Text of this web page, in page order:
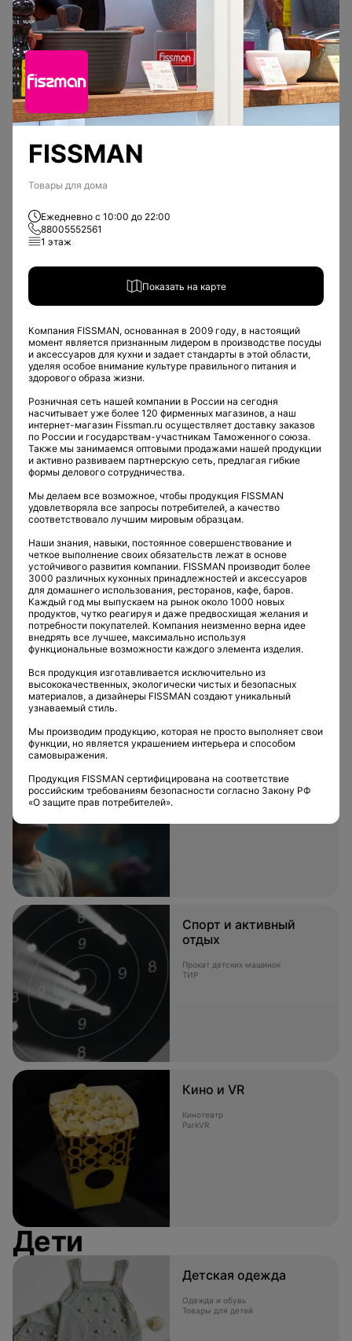
Бизнес ланч
Обед, состоящий из нескольких
блюд
Разнообразие супов
Восточная кухня
Японская кухня
Грузинская кухня
Европейская кухня
Разнообразие кухонь стран Европы
Развлечения
Игровые парки
Игровой терминал
Спорт и активный
отдых
Прокат детских машинок
ТИР
Кино и VR
Кинотеатр
ParkVR
Дети
Детская одежда
Одежда и обувь
Товары для детей
FISSMAN
Товары для дома
Компания FISSMAN, основанная в 2009 году, в настоящий
момент является признанным лидером в производстве посуды
и аксессуаров для кухни и задает стандарты в этой области,
уделяя особое внимание культуре правильного питания и
здорового образа жизни.
Розничная сеть нашей компании в России на сегодня
насчитывает уже более 120 фирменных магазинов, а наш
интернет-магазин Fissman.ru осуществляет доставку заказов
по России и государствам-участникам Таможенного союза.
Также мы занимаемся оптовыми продажами нашей продукции
и активно развиваем партнерскую сеть, предлагая гибкие
формы делового сотрудничества.
Мы делаем все возможное, чтобы продукция FISSMAN
удовлетворяла все запросы потребителей, а качество
соответствовало лучшим мировым образцам.
Наши знания, навыки, постоянное совершенствование и
четкое выполнение своих обязательств лежат в основе
устойчивого развития компании. FISSMAN производит более
3000 различных кухонных принадлежностей и аксессуаров
для домашнего использования, ресторанов, кафе, баров.
Каждый год мы выпускаем на рынок около 1000 новых
продуктов, чутко реагируя и даже предвосхищая желания и
потребности покупателей. Компания неизменно верна идее
внедрять все лучшее, максимально используя
функциональные возможности каждого элемента изделия.
Вся продукция изготавливается исключительно из
высококачественных, экологически чистых и безопасных
материалов, а дизайнеры FISSMAN создают уникальный
узнаваемый стиль.
Мы производим продукцию, которая не просто выполняет свои
функции, но является украшением интерьера и способом
самовыражения.
Продукция FISSMAN сертифицирована на соответствие
российским требованиям безопасности согласно Закону РФ
«О защите прав потребителей».
Ежедневно с 10:00 до 22:00
88005552561
1 этаж
Показать на карте